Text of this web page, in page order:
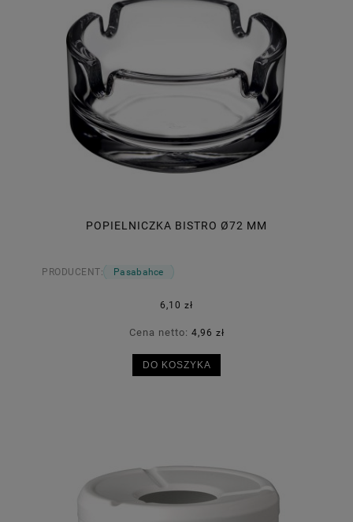
POPIELNICZKA BISTRO Ø72 MM
PRODUCENT: Pasabahce
6,10 zł
Cena netto: 4,96 zł
DO KOSZYKA